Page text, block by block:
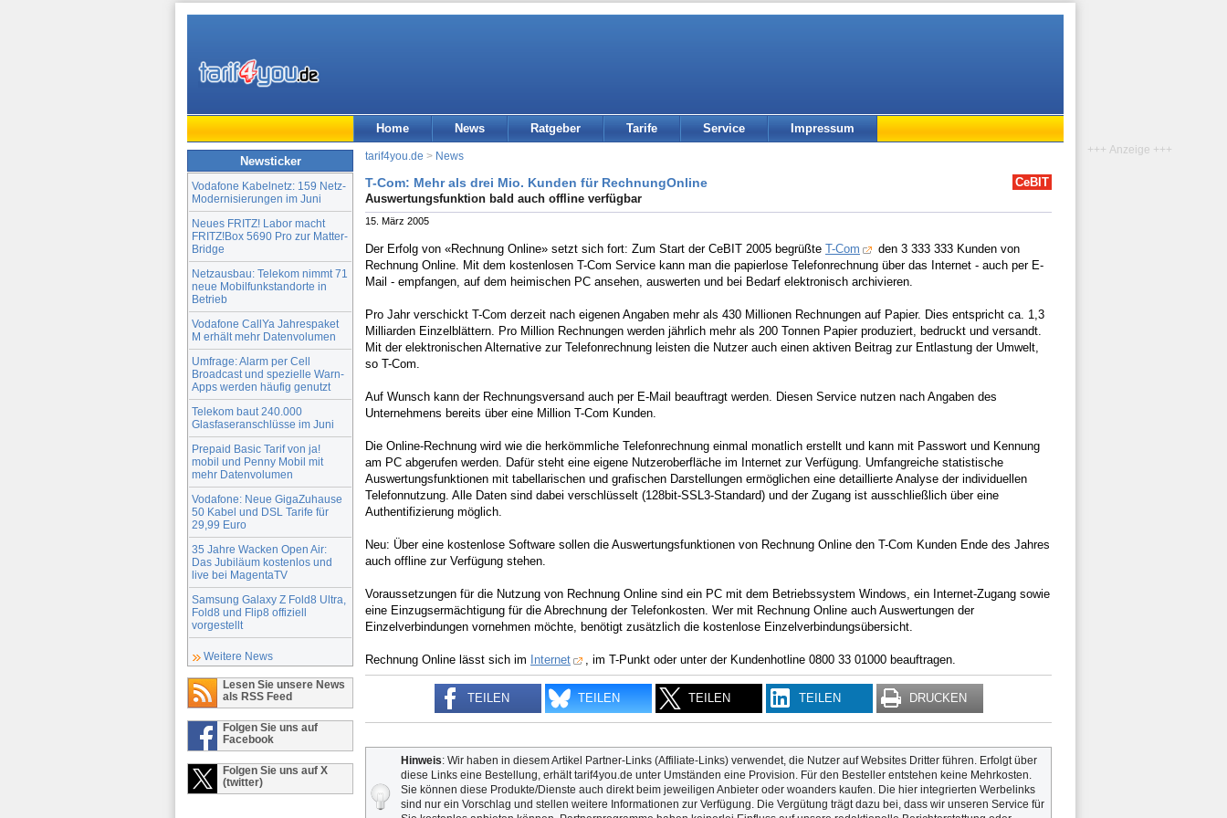
Home News Ratgeber Tarife Service Impressum
Newsticker
Vodafone Kabelnetz: 159 Netz-
Modernisierungen im Juni
Neues FRITZ! Labor macht
FRITZ!Box 5690 Pro zur Matter-
Bridge
Netzausbau: Telekom nimmt 71
neue Mobilfunkstandorte in
Betrieb
Vodafone CallYa Jahrespaket
M erhält mehr Datenvolumen
Umfrage: Alarm per Cell
Broadcast und spezielle Warn-
Apps werden häufig genutzt
Telekom baut 240.000
Glasfaseranschlüsse im Juni
Prepaid Basic Tarif von ja!
mobil und Penny Mobil mit
mehr Datenvolumen
Vodafone: Neue GigaZuhause
50 Kabel und DSL Tarife für
29,99 Euro
35 Jahre Wacken Open Air:
Das Jubiläum kostenlos und
live bei MagentaTV
Samsung Galaxy Z Fold8 Ultra,
Fold8 und Flip8 offiziell
vorgestellt
Weitere News
Lesen Sie unsere News
als RSS Feed
Folgen Sie uns auf
Facebook
Folgen Sie uns auf X
(twitter)
tarif4you.de > News
CeBIT
T-Com: Mehr als drei Mio. Kunden für RechnungOnline
Auswertungsfunktion bald auch offline verfügbar
15. März 2005
Der Erfolg von «Rechnung Online» setzt sich fort: Zum Start der CeBIT 2005 begrüßte T-Com
den 3 333 333 Kunden von
Rechnung Online. Mit dem kostenlosen T-Com Service kann man die papierlose Telefonrechnung über das Internet - auch per E-
Mail - empfangen, auf dem heimischen PC ansehen, auswerten und bei Bedarf elektronisch archivieren.
Pro Jahr verschickt T-Com derzeit nach eigenen Angaben mehr als 430 Millionen Rechnungen auf Papier. Dies entspricht ca. 1,3
Milliarden Einzelblättern. Pro Million Rechnungen werden jährlich mehr als 200 Tonnen Papier produziert, bedruckt und versandt.
Mit der elektronischen Alternative zur Telefonrechnung leisten die Nutzer auch einen aktiven Beitrag zur Entlastung der Umwelt,
so T-Com.
Auf Wunsch kann der Rechnungsversand auch per E-Mail beauftragt werden. Diesen Service nutzen nach Angaben des
Unternehmens bereits über eine Million T-Com Kunden.
Die Online-Rechnung wird wie die herkömmliche Telefonrechnung einmal monatlich erstellt und kann mit Passwort und Kennung
am PC abgerufen werden. Dafür steht eine eigene Nutzeroberfläche im Internet zur Verfügung. Umfangreiche statistische
Auswertungsfunktionen mit tabellarischen und grafischen Darstellungen ermöglichen eine detaillierte Analyse der individuellen
Telefonnutzung. Alle Daten sind dabei verschlüsselt (128bit-SSL3-Standard) und der Zugang ist ausschließlich über eine
Authentifizierung möglich.
Neu: Über eine kostenlose Software sollen die Auswertungsfunktionen von Rechnung Online den T-Com Kunden Ende des Jahres
auch offline zur Verfügung stehen.
Voraussetzungen für die Nutzung von Rechnung Online sind ein PC mit dem Betriebssystem Windows, ein Internet-Zugang sowie
eine Einzugsermächtigung für die Abrechnung der Telefonkosten. Wer mit Rechnung Online auch Auswertungen der
Einzelverbindungen vornehmen möchte, benötigt zusätzlich die kostenlose Einzelverbindungsübersicht.
Rechnung Online lässt sich im Internet , im T-Punkt oder unter der Kundenhotline 0800 33 01000 beauftragen.
TEILEN TEILEN TEILEN TEILEN DRUCKEN
Hinweis: Wir haben in diesem Artikel Partner-Links (Affiliate-Links) verwendet, die Nutzer auf Websites Dritter führen. Erfolgt über
diese Links eine Bestellung, erhält tarif4you.de unter Umständen eine Provision. Für den Besteller entstehen keine Mehrkosten.
Sie können diese Produkte/Dienste auch direkt beim jeweiligen Anbieter oder woanders kaufen. Die hier integrierten Werbelinks
sind nur ein Vorschlag und stellen weitere Informationen zur Verfügung. Die Vergütung trägt dazu bei, dass wir unseren Service für
+++ Anzeige +++